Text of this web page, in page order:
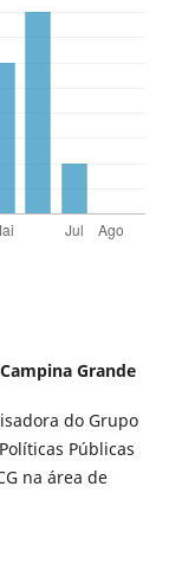
Grande
do Grupo
Públicas
na área de